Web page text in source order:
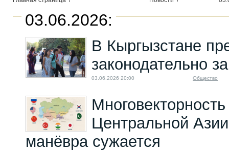
03.06.2026:
В Кыргызстане
законодательно
03.06.2026 20:00 Общество
Многовекторность
Центральной
манёвра сужается